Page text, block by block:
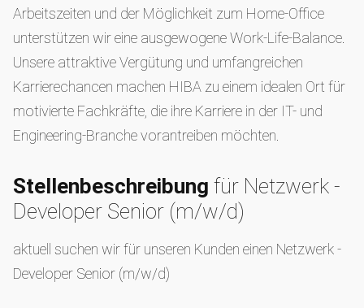
Arbeitszeiten und der Möglichkeit zum Home-Office
unterstützen wir eine ausgewogene Work-Life-Balance.
Unsere attraktive Vergütung und umfangreichen
Karrierechancen machen HIBA zu einem idealen Ort für
motivierte Fachkräfte, die ihre Karriere in der IT- und
Engineering-Branche vorantreiben möchten.
Stellenbeschreibung für Netzwerk -
Developer Senior (m/w/d)
aktuell suchen wir für unseren Kunden einen Netzwerk -
Developer Senior (m/w/d)